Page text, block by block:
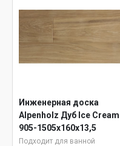
Инженерная доска
Alpenholz Дуб Ice Cream
905-1505х160х13,5
Подходит для ванной